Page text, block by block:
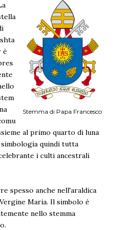
Stemma di Papa Francesco
è
al primo quarto di luna
simbologia quindi tutta
i culti ancestrali
spesso anche nell'araldica
Maria. Il simbolo è
nello stemma